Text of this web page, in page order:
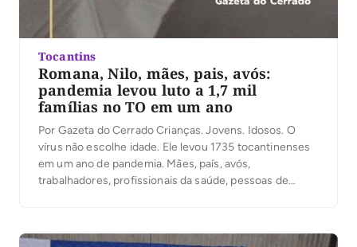
Tocantins
Romana, Nilo, mães, pais, avós:
pandemia levou luto a 1,7 mil
famílias no TO em um ano
Por Gazeta do Cerrado Crianças. Jovens. Idosos. O
vírus não escolhe idade. Ele levou 1735 tocantinenses
em um ano de pandemia. Mães, país, avós,
trabalhadores, profissionais da saúde, pessoas de
Gazeta homenageia todas a famílias que […]